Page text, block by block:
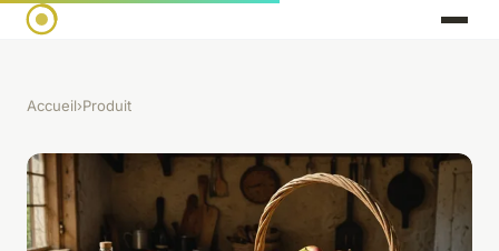
Accueil›Produit